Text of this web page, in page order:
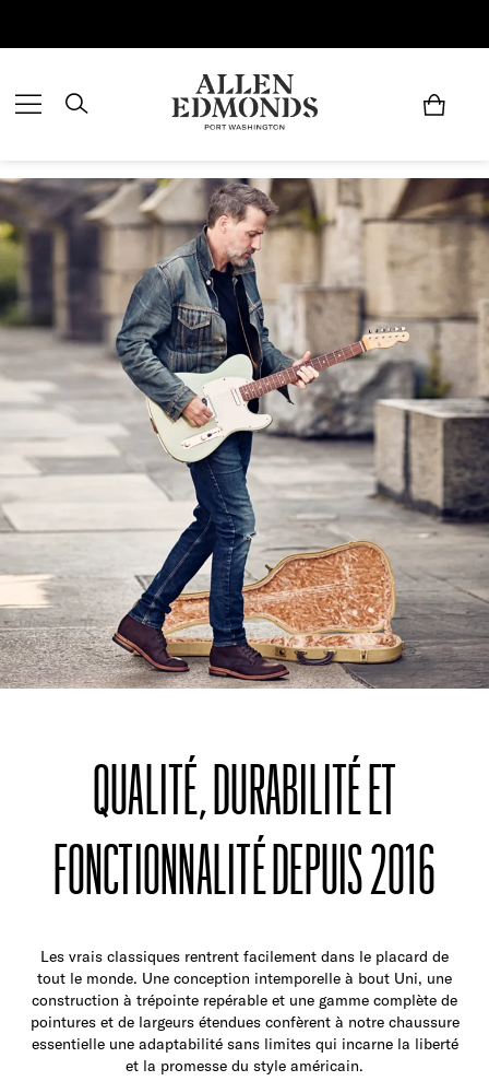
QUALITÉ, DURABILITÉ ET
FONCTIONNALITÉ DEPUIS 2016
Les vrais classiques rentrent facilement dans le placard de
tout le monde. Une conception intemporelle à bout Uni, une
construction à trépointe repérable et une gamme complète de
pointures et de largeurs étendues confèrent à notre chaussure
essentielle une adaptabilité sans limites qui incarne la liberté
et la promesse du style américain.